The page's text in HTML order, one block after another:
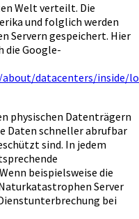
Welt verteilt. Die
und folglich werden
Servern gespeichert. Hier
die Google-
datacenters/inside/
physischen Datenträgern
Daten schneller abrufbar
sind. In jedem
beispielsweise die
Server
bei